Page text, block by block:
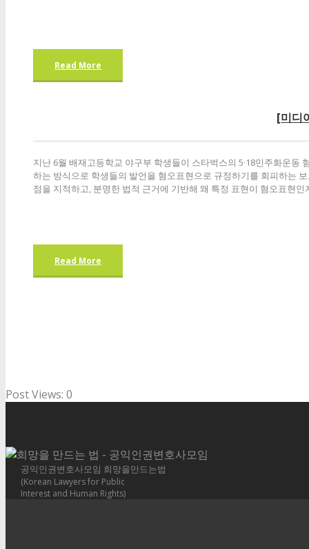
Read More
[미디
지난 6월 배재고등학교 야구부 학생들이 스타벅스의 5·18민주화운동
하는 방식으로 학생들의 발언을 혐오표현으로 규정하기를 회피하는
점을 지적하고, 분명한 법적 근거에 기반해 왜 특정 표현이 혐오표현
Read More
Post Views: 0
공익인권변호사모임 희망을만드는법
(Korean Lawyers for Public
Interest and Human Rights)